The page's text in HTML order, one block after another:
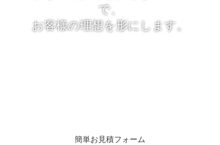
で、
お客様の理想を形にします。
簡単お見積フォーム